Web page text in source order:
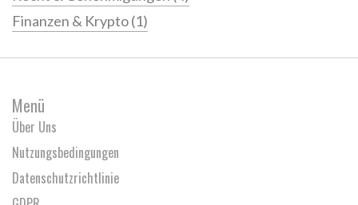
Finanzen & Krypto(1)
Menü
Über Uns
Nutzungsbedingungen
Datenschutzrichtlinie